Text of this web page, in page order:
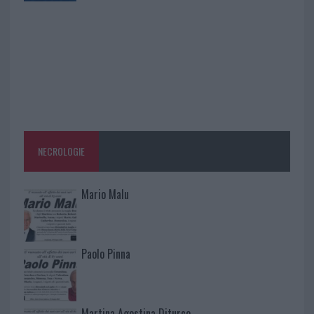
NECROLOGIE
Mario Malu
Paolo Pinna